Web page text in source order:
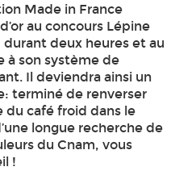
Made in France
au concours Lépine
deux heures et au
à son système de
Il deviendra ainsi un
terminé de renverser
du café froid dans le
longue recherche de
du Cnam, vous
!